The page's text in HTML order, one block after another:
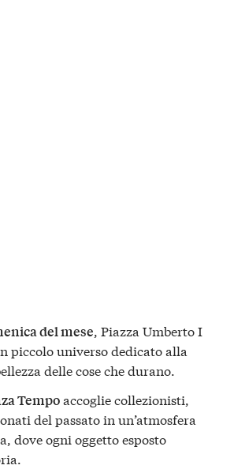
del mese, Piazza Umberto I
piccolo universo dedicato alla
delle cose che durano.
Tempoaccoglie collezionisti,
del passato in un’atmosfera
dove ogni oggetto esposto